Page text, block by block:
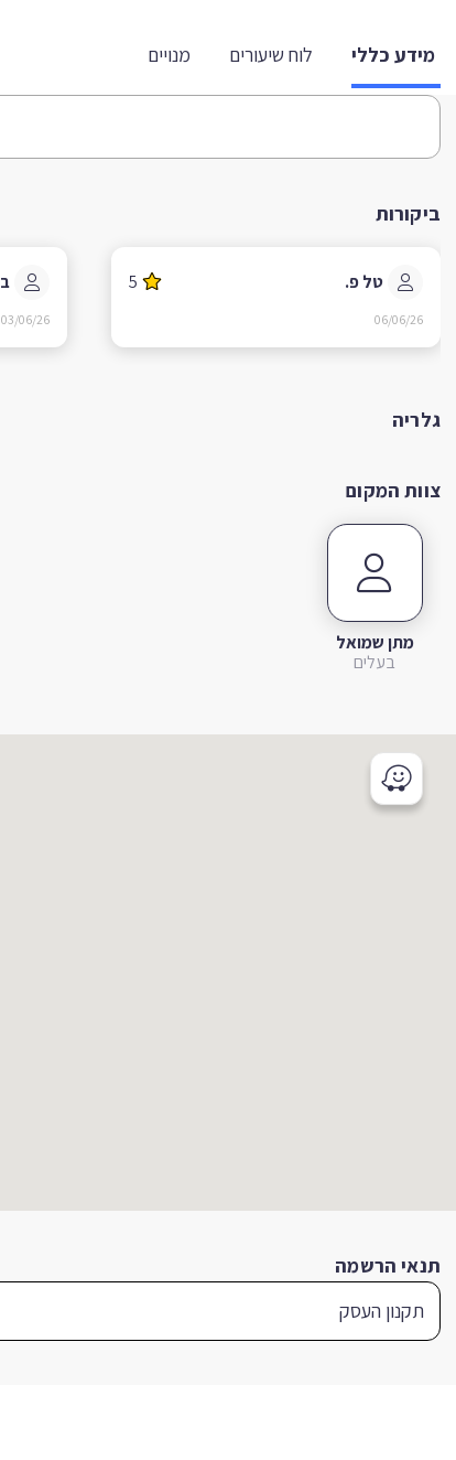
מידע כללי לוח שיעורים מנויים
ביקורות
טל פ. 5
06/06/26
03/06/26
גלריה
צוות המקום
מתן שמואל
בעלים
תנאי הרשמה
תקנון העסק